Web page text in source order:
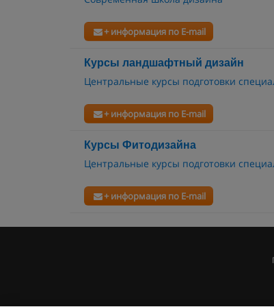
+ информация по E-mail
Курсы ландшафтный дизайн
Центральные курсы подготовки
+ информация по E-mail
Курсы Фитодизайна
Центральные курсы подготовки
+ информация по E-mail